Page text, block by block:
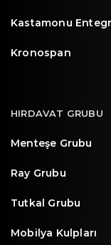
Kastamonu
Kronospan
HIRDAVAT GRUBU
Menteşe Grubu
Ray Grubu
Tutkal Grubu
Mobilya Kulpları